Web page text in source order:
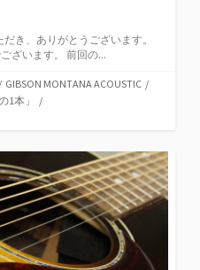
き、ありがとうございます。
ざいます。 前回の...
/ GIBSON MONTANA ACOUSTIC /
1本」
/